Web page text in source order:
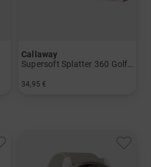
Callaway
34,95 €